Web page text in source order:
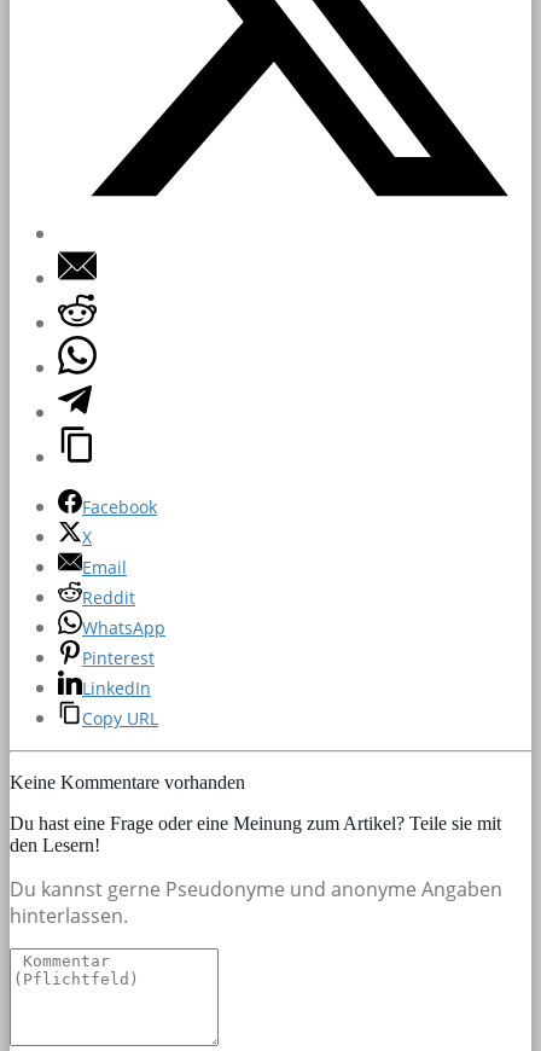
Facebook
X
Email
Reddit
WhatsApp
Pinterest
LinkedIn
Copy URL
Keine Kommentare vorhanden
Du hast eine Frage oder eine Meinung zum Artikel? Teile sie mit
den Lesern!
Du kannst gerne Pseudonyme und anonyme Angaben
hinterlassen.